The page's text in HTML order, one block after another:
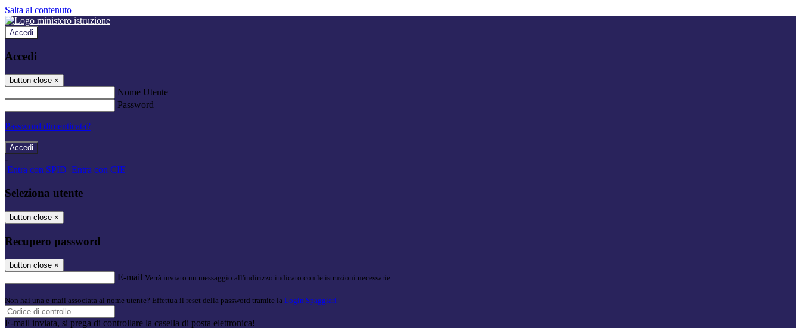
Salta al contenuto
Accedi
Accedi
button close ×
Nome Utente
Password
Password dimenticata?
-
Entra con SPID Entra con CIE
Seleziona utente
button close ×
Recupero password
button close ×
E-mail Verrà inviato un messaggio all'indirizzo indicato con le istruzioni necessarie.
Non hai una e-mail associata al nome utente? Effettua il reset della password tramite la Login Spaggiari
E-mail inviata, si prega di controllare la casella di posta elettronica!